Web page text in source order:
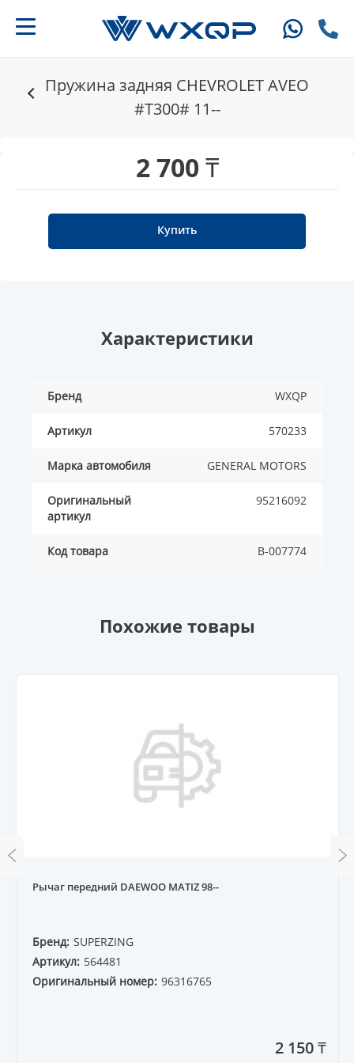
Пружина задняя CHEVROLET AVEO
#T300# 11--
2 700 ₸
Купить
Характеристики
Бренд WXQP
Артикул 570233
Марка автомобиля GENERAL MOTORS
Оригинальный
артикул
95216092
Код товара B-007774
Похожие товары
Рычаг передний DAEWOO MATIZ 98--
Бренд: SUPERZING
Артикул: 564481
Оригинальный номер: 96316765
2 150 ₸